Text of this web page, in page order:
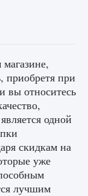
приобретя при
вы относитесь
одной
скидкам на
уже
лучшим